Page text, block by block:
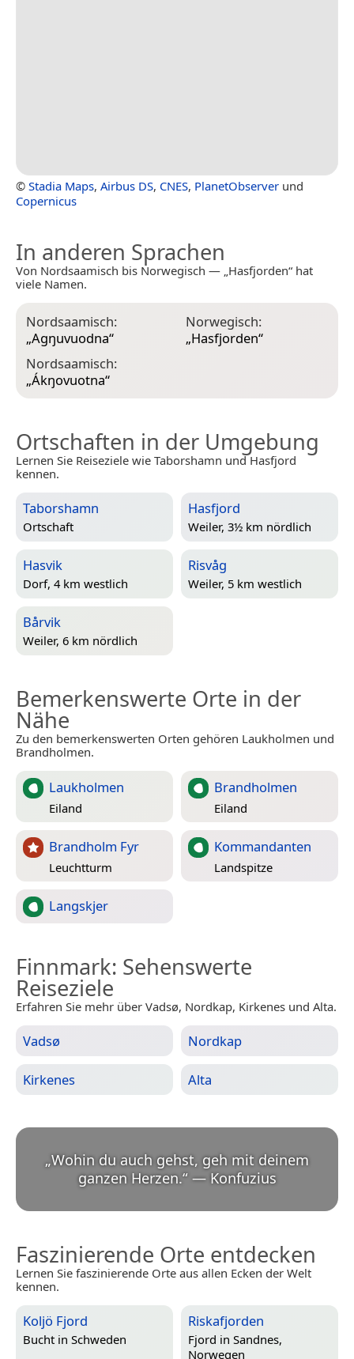
© Stadia Maps, Airbus DS, CNES, PlanetObserver und
Copernicus
In anderen Sprachen
Von Nordsaamisch bis Norwegisch — „Hasfjorden“ hat
viele Namen.
Nordsaamisch:
„Agŋuvuodna“
Nordsaamisch:
„Ákŋovuotna“
Norwegisch:
„Hasfjorden“
Ortschaften in der Umgebung
Lernen Sie Reiseziele wie Taborshamn und Hasfjord
kennen.
Taborshamn
Ortschaft
Hasfjord
Weiler, 3½ km nördlich
Hasvik
Dorf, 4 km westlich
Risvåg
Weiler, 5 km westlich
Bårvik
Weiler, 6 km nördlich
Bemerkenswerte Orte in der
Nähe
Zu den bemerkenswerten Orten gehören Laukholmen und
Brandholmen.
Laukholmen
Eiland
Brandholmen
Eiland
Brandholm Fyr
Leuchtturm
Kommandanten
Landspitze
Langskjer
Finnmark: Sehenswerte
Reiseziele
Erfahren Sie mehr über Vadsø, Nordkap, Kirkenes und Alta.
Vadsø Nordkap
Kirkenes Alta
„Wohin du auch gehst, geh mit deinem
ganzen Herzen.“ — Konfuzius
Faszinierende Orte entdecken
Lernen Sie faszinierende Orte aus allen Ecken der Welt
kennen.
Koljö Fjord
Bucht in Schweden
Riskafjorden
Fjord in Sandnes,
Norwegen